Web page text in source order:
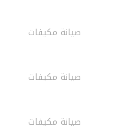
صيانة مكيفات
صيانة مكيفات
صيانة مكيفات